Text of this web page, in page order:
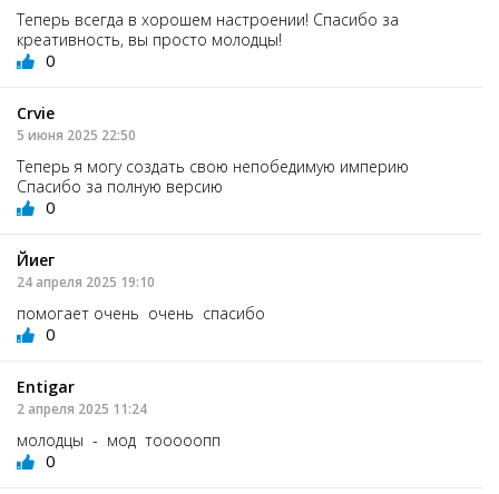
Теперь всегда в хорошем настроении! Спасибо за
креативность, вы просто молодцы!
0
Crvie
5 июня 2025 22:50
Теперь я могу создать свою непобедимую империю
Спасибо за полную версию
0
Йиег
24 апреля 2025 19:10
помогает очень очень спасибо
0
Entigar
2 апреля 2025 11:24
молодцы - мод тооооопп
0